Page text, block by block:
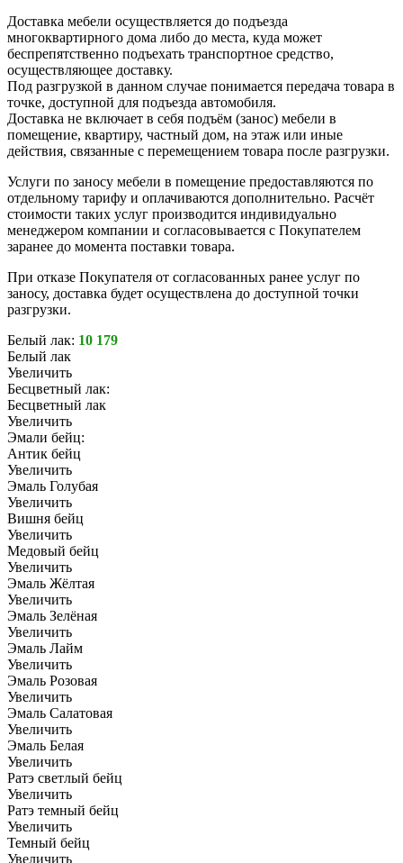
Доставка мебели осуществляется до подъезда
многоквартирного дома либо до места, куда может
беспрепятственно подъехать транспортное средство,
осуществляющее доставку.
Под разгрузкой в данном случае понимается передача товара в
точке, доступной для подъезда автомобиля.
Доставка не включает в себя подъём (занос) мебели в
помещение, квартиру, частный дом, на этаж или иные
действия, связанные с перемещением товара после разгрузки.
Услуги по заносу мебели в помещение предоставляются по
отдельному тарифу и оплачиваются дополнительно. Расчёт
стоимости таких услуг производится индивидуально
менеджером компании и согласовывается с Покупателем
заранее до момента поставки товара.
При отказе Покупателя от согласованных ранее услуг по
заносу, доставка будет осуществлена до доступной точки
разгрузки.
Белый лак: 10 179
Белый лак
Увеличить
Бесцветный лак:
Бесцветный лак
Увеличить
Эмали бейц:
Антик бейц
Увеличить
Эмаль Голубая
Увеличить
Вишня бейц
Увеличить
Медовый бейц
Увеличить
Эмаль Жёлтая
Увеличить
Эмаль Зелёная
Увеличить
Эмаль Лайм
Увеличить
Эмаль Розовая
Увеличить
Эмаль Салатовая
Увеличить
Эмаль Белая
Увеличить
Ратэ светлый бейц
Увеличить
Ратэ темный бейц
Увеличить
Темный бейц
Увеличить